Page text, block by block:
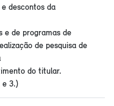
descontos da
e de programas de
de pesquisa de
do titular.
e 3.)